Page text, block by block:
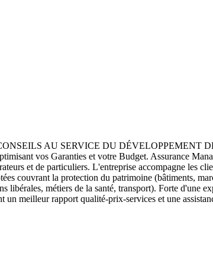
AU SERVICE DU DÉVELOPPEMENT
vos Garanties et votre Budget. Assurance
et de particuliers. L'entreprise accompagne les
couvrant la protection du patrimoine (bâtiments,
libérales, métiers de la santé, transport). Forte d'une
meilleur rapport qualité-prix-services et une